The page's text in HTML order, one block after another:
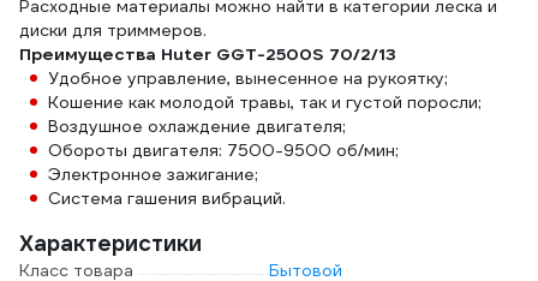
Расходные материалы можно найти в категории леска и
диски для триммеров.
Преимущества Huter GGT-2500S 70/2/13
Удобное управление, вынесенное на рукоятку;
Кошение как молодой травы, так и густой поросли;
Воздушное охлаждение двигателя;
Обороты двигателя: 7500-9500 об/мин;
Электронное зажигание;
Система гашения вибраций.
Характеристики
Класс товара Бытовой